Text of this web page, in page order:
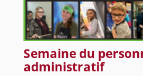
Semaine du
administratif